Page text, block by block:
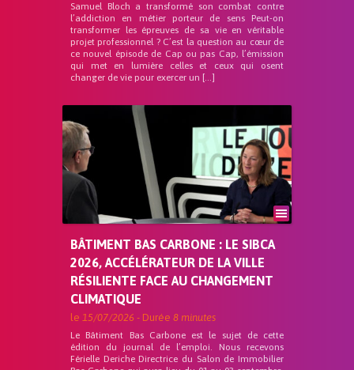
Samuel Bloch a transformé son combat contre
l’addiction en métier porteur de sens Peut-on
transformer les épreuves de sa vie en véritable
projet professionnel ? C’est la question au cœur de
ce nouvel épisode de Cap ou pas Cap, l’émission
qui met en lumière celles et ceux qui osent
changer de vie pour exercer un […]
BÂTIMENT BAS CARBONE : LE SIBCA
2026, ACCÉLÉRATEUR DE LA VILLE
RÉSILIENTE FACE AU CHANGEMENT
CLIMATIQUE
le 15/07/2026 - Durée 8 minutes
Le Bâtiment Bas Carbone est le sujet de cette
édition du journal de l’emploi. Nous recevons
Férielle Deriche Directrice du Salon de Immobilier